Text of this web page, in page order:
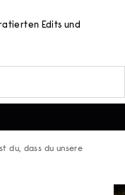
Edits und
du, dass du unsere